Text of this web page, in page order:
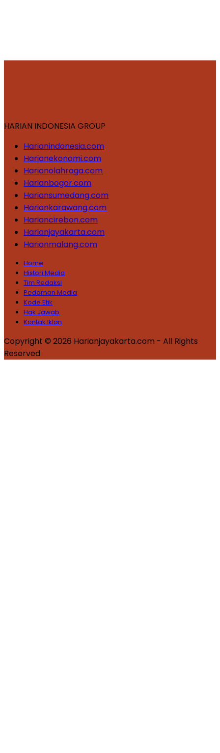
HARIAN INDONESIA GROUP
Harianindonesia.com
Harianekonomi.com
Harianolahraga.com
Harianbogor.com
Hariansumedang.com
Hariankarawang.com
Hariancirebon.com
Harianjayakarta.com
Harianmalang.com
Home
Histori Media
Tim Redaksi
Pedoman Media
Kode Etik
Hak Jawab
Kontak Iklan
Copyright © 2026 Harianjayakarta.com - All Rights
Reserved